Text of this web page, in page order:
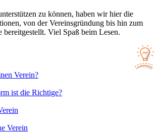
zu können, haben wir hier die
von der Vereinsgründung bis hin zum
bereitgestellt. Viel Spaß beim Lesen.
Verein?
ist die Richtige?
Verein